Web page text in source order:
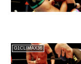
G1CLIMAX36